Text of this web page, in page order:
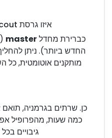
איזו גרסת Nightscout פועלת ב-NS10BE?
כברירת מחדלmaster
החדש ביותר). ניתן
מותקנים אוטומטית,
כמה שעות, מהפרופיל
גיבויים